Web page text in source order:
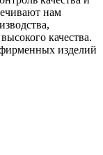
нам
качества.
изделий